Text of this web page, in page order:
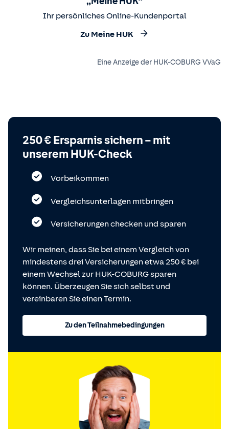
Ihr persönliches Online-Kundenportal
Zu Meine HUK
Eine Anzeige der HUK-COBURG VVaG
250 € Ersparnis sichern – mit
unserem HUK-Check
Vorbeikommen
Vergleichsunterlagen mitbringen
Versicherungen checken und sparen
Wir meinen, dass Sie bei einem Vergleich von
mindestens drei Versicherungen etwa 250 € bei
einem Wechsel zur HUK-COBURG sparen
können. Überzeugen Sie sich selbst und
vereinbaren Sie einen Termin.
Zu den Teilnahmebedingungen